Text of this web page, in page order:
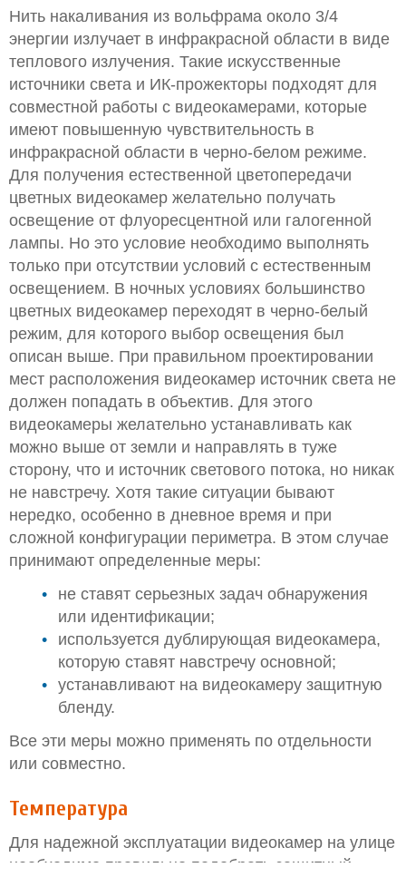
Нить накаливания из вольфрама около 3/4
энергии излучает в инфракрасной области в виде
теплового излучения. Такие искусственные
источники света и ИК-прожекторы подходят для
совместной работы с видеокамерами, которые
имеют повышенную чувствительность в
инфракрасной области в черно-белом режиме.
Для получения естественной цветопередачи
цветных видеокамер желательно получать
освещение от флуоресцентной или галогенной
лампы. Но это условие необходимо выполнять
только при отсутствии условий с естественным
освещением. В ночных условиях большинство
цветных видеокамер переходят в черно-белый
режим, для которого выбор освещения был
описан выше. При правильном проектировании
мест расположения видеокамер источник света не
должен попадать в объектив. Для этого
видеокамеры желательно устанавливать как
можно выше от земли и направлять в туже
сторону, что и источник светового потока, но никак
не навстречу. Хотя такие ситуации бывают
нередко, особенно в дневное время и при
сложной конфигурации периметра. В этом случае
принимают определенные меры:
не ставят серьезных задач обнаружения
или идентификации;
используется дублирующая видеокамера,
которую ставят навстречу основной;
устанавливают на видеокамеру защитную
бленду.
Все эти меры можно применять по отдельности
или совместно.
Температура
Для надежной эксплуатации видеокамер на улице
необходимо правильно подобрать защитный